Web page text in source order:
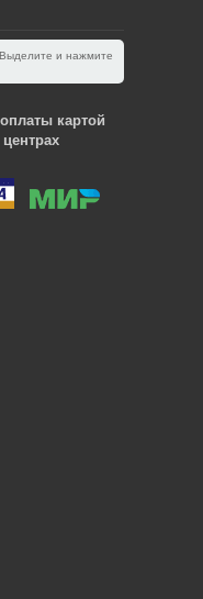
и нажмите
картой